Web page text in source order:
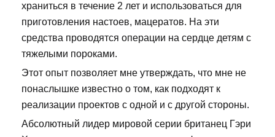
храниться в течение 2 лет и использоваться для
приготовления настоев, мацератов. На эти
средства проводятся операции на сердце детям с
тяжелыми пороками.
Этот опыт позволяет мне утверждать, что мне не
понаслышке известно о том, как подходят к
реализации проектов с одной и с другой стороны.
Абсолютный лидер мировой серии британец Гэри